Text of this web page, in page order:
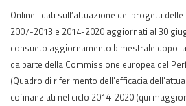
Online i dati sull’attuazione dei progetti
2007-2013 e 2014-2020 aggiornati al 30
consueto aggiornamento bimestrale dopo
da parte della Commissione europea del
(Quadro di riferimento dell’efficacia
cofinanziati nel ciclo 2014-2020 (qui